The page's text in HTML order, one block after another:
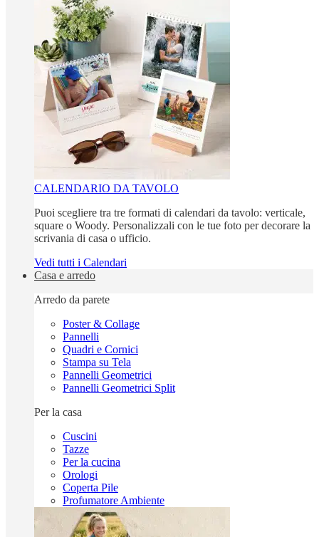
CALENDARIO DA TAVOLO
Puoi scegliere tra tre formati di calendari da tavolo: verticale,
square o Woody. Personalizzali con le tue foto per decorare la
scrivania di casa o ufficio.
Vedi tutti i Calendari
Casa e arredo
Arredo da parete
Poster & Collage
Pannelli
Quadri e Cornici
Stampa su Tela
Pannelli Geometrici
Pannelli Geometrici Split
Per la casa
Cuscini
Tazze
Per la cucina
Orologi
Coperta Pile
Profumatore Ambiente